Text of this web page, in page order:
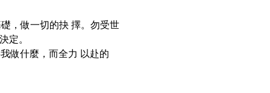
，做一切的抉 擇。勿受世
定。
做什麼，而全力 以赴的